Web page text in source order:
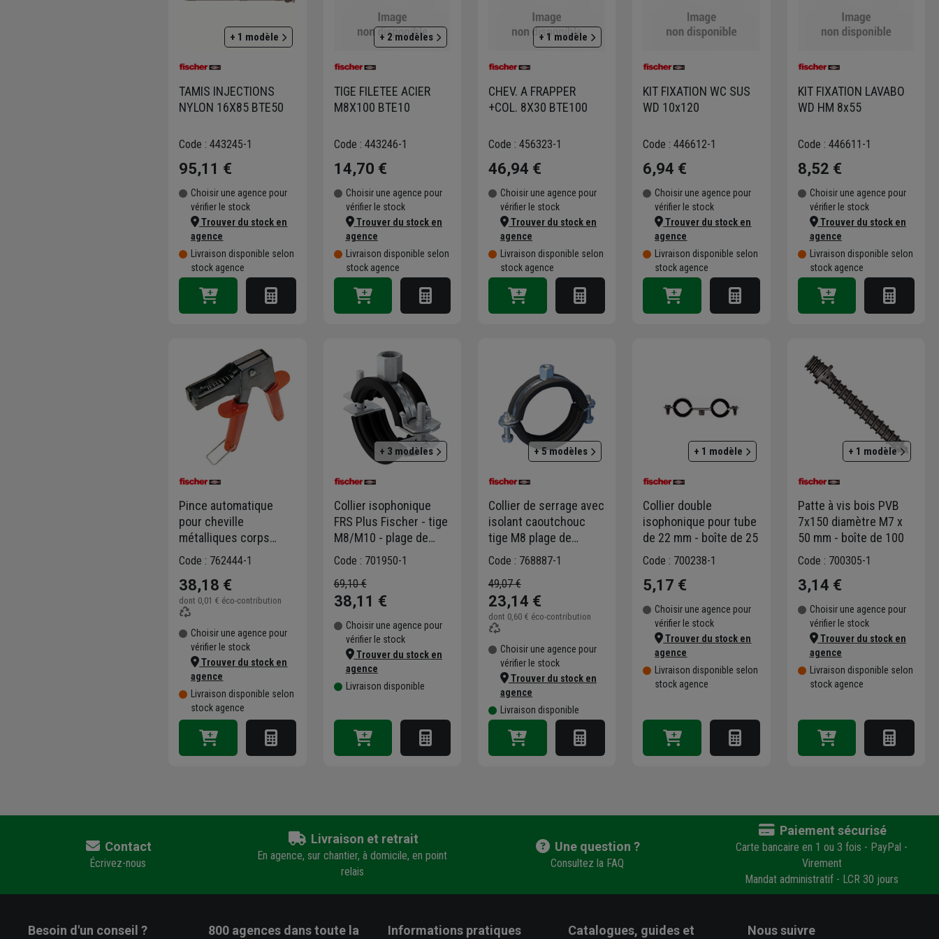
+ 1 modèle
TAMIS INJECTIONS
NYLON 16X85 BTE50
Code : 443245-1
95,11 €
Choisir une agence pour
vérifier le stock
Trouver du stock en
agence
Livraison disponible selon
stock agence
+ 2 modèles
TIGE FILETEE ACIER
M8X100 BTE10
Code : 443246-1
14,70 €
Choisir une agence pour
vérifier le stock
Trouver du stock en
agence
Livraison disponible selon
stock agence
+ 1 modèle
CHEV. A FRAPPER
+COL. 8X30 BTE100
Code : 456323-1
46,94 €
Choisir une agence pour
vérifier le stock
Trouver du stock en
agence
Livraison disponible selon
stock agence
KIT FIXATION WC SUS
WD 10x120
Code : 446612-1
6,94 €
Choisir une agence pour
vérifier le stock
Trouver du stock en
agence
Livraison disponible selon
stock agence
KIT FIXATION LAVABO
WD HM 8x55
Code : 446611-1
8,52 €
Choisir une agence pour
vérifier le stock
Trouver du stock en
agence
Livraison disponible selon
stock agence
Pince automatique
pour cheville
métalliques corps
creux pince pa
Code : 762444-1
38,18 €
dont 0,01 € éco-contribution
Choisir une agence pour
vérifier le stock
Trouver du stock en
agence
Livraison disponible selon
stock agence
+ 3 modèles
Collier isophonique
FRS Plus Fischer - tige
M8/M10 - plage de
serrage 32 - 37 mm -
Code : 701950-1
69,10 €
38,11 €
Choisir une agence pour
vérifier le stock
Trouver du stock en
agence
Livraison disponible
+ 5 modèles
Collier de serrage avec
isolant caoutchouc
tige M8 plage de
serrage 25-30 mm -
Code : 768887-1
49,07 €
23,14 €
dont 0,60 € éco-contribution
Choisir une agence pour
vérifier le stock
Trouver du stock en
agence
Livraison disponible
+ 1 modèle
Collier double
isophonique pour tube
de 22 mm - boîte de 25
Code : 700238-1
5,17 €
Choisir une agence pour
vérifier le stock
Trouver du stock en
agence
Livraison disponible selon
stock agence
+ 1 modèle
Patte à vis bois PVB
7x150 diamètre M7 x
50 mm - boîte de 100
Code : 700305-1
3,14 €
Choisir une agence pour
vérifier le stock
Trouver du stock en
agence
Livraison disponible selon
stock agence
Contact
Écrivez-nous
Livraison et retrait
En agence, sur chantier, à domicile, en point
relais
Une question ?
Consultez la FAQ
Paiement sécurisé
Carte bancaire en 1 ou 3 fois - PayPal -
Virement
Mandat administratif - LCR 30 jours
Besoin d'un conseil ? 800 agencesdans toute la Informations pratiques Catalogues, guides et Nous suivre